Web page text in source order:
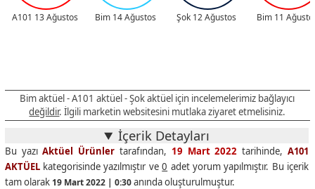
A101 13 Ağustos Bim 14 Ağustos Şok 12 Ağustos Bim 11
Bim aktüel - A101 aktüel - Şok aktüel için incelemelerimiz bağlayıcı
değildir. İlgili marketin websitesini mutlaka ziyaret etmelisiniz.
İçerik Detayları
Bu yazıAktüel Ürünler tarafından, 19 Mart 2022 tarihinde,A101
AKTÜELkategorisinde yazılmıştır ve0 adet yorum yapılmıştır. Bu içerik
tam olarak 19 Mart 2022 | 0:30anında oluşturulmuştur.